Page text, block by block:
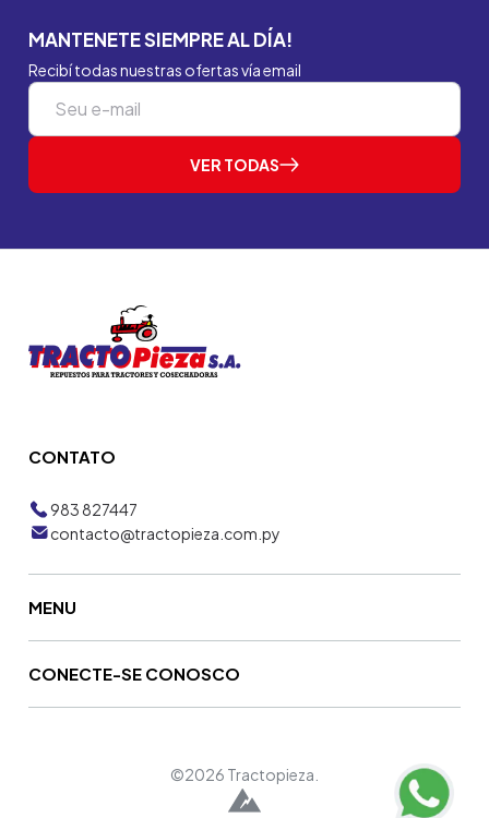
MANTENETE SIEMPRE AL DÍA!
Recibí todas nuestras ofertas vía email
VER TODAS
CONTATO
983 827447
contacto@tractopieza.com.py
MENU
CONECTE-SE CONOSCO
©2026 Tractopieza.